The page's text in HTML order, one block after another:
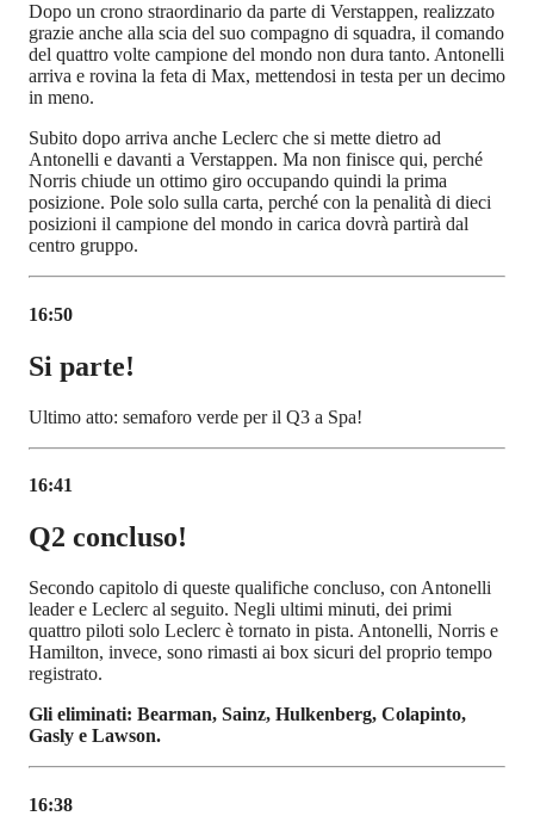
Dopo un crono straordinario da parte di Verstappen, realizzato
grazie anche alla scia del suo compagno di squadra, il comando
del quattro volte campione del mondo non dura tanto. Antonelli
arriva e rovina la feta di Max, mettendosi in testa per un decimo
in meno.
Subito dopo arriva anche Leclerc che si mette dietro ad
Antonelli e davanti a Verstappen. Ma non finisce qui, perché
Norris chiude un ottimo giro occupando quindi la prima
posizione. Pole solo sulla carta, perché con la penalità di dieci
posizioni il campione del mondo in carica dovrà partirà dal
centro gruppo.
16:50
Si parte!
Ultimo atto: semaforo verde per il Q3 a Spa!
16:41
Q2 concluso!
Secondo capitolo di queste qualifiche concluso, con Antonelli
leader e Leclerc al seguito. Negli ultimi minuti, dei primi
quattro piloti solo Leclerc è tornato in pista. Antonelli, Norris e
Hamilton, invece, sono rimasti ai box sicuri del proprio tempo
registrato.
Gli eliminati: Bearman, Sainz, Hulkenberg, Colapinto,
Gasly e Lawson.
16:38